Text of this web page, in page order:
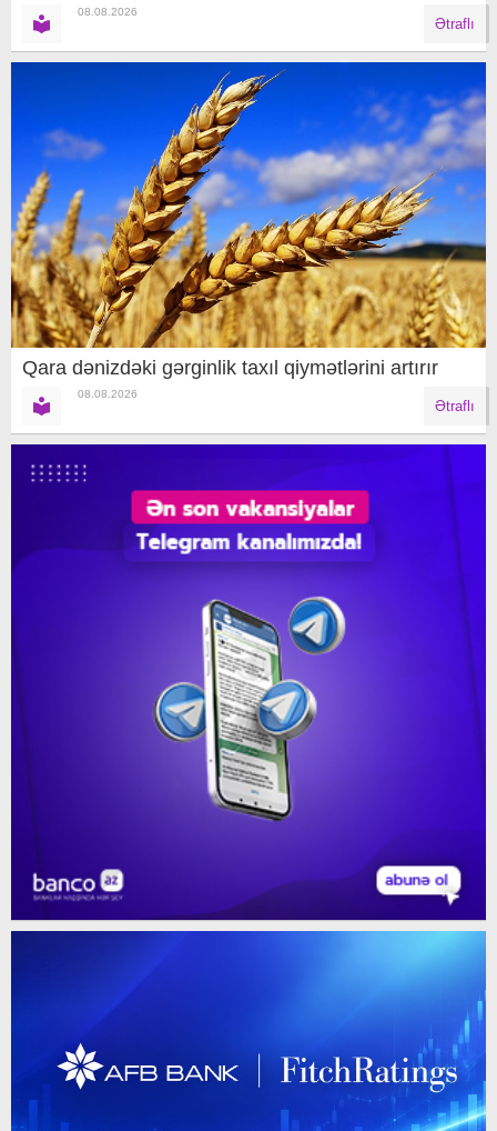
08.08.2026
Ətraflı
Qara dənizdəki gərginlik taxıl qiymətlərini artırır
08.08.2026
Ətraflı